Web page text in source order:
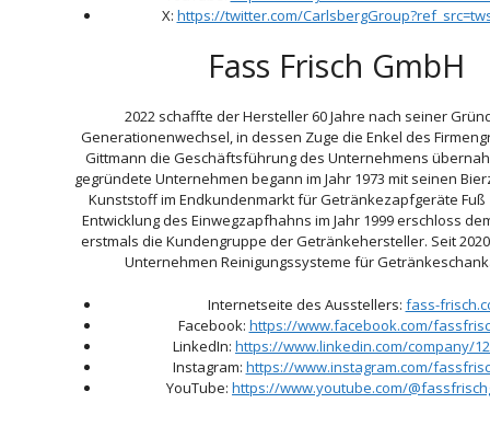
X: https://twitter.com/
Fass Frisch GmbH
2022 schaffte der Hersteller 60 Jahre nach seiner
Generationenwechsel, in dessen Zuge die Enkel des
Gittmann die Geschäftsführung des Unternehmens
gegründete Unternehmen begann im Jahr 1973 mit seinen
Kunststoff im Endkundenmarkt für Getränkezapfgeräte Fuß
Entwicklung des Einwegzapfhahns im Jahr 1999 erschloss
erstmals die Kundengruppe der Getränkehersteller. Seit
Unternehmen Reinigungssysteme für
Internetseite des Ausstellers: fass-
Facebook: https://www.facebook.com/
LinkedIn: https://www.linkedin.com/company/
Instagram: https://www.instagram.com/
YouTube: https://www.youtube.com/